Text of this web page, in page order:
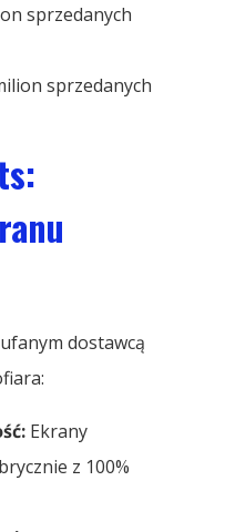
sprzedanych
sprzedanych
dostawcą
Ekrany
z 100%